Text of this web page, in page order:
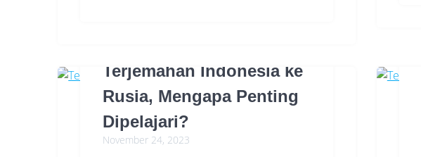
Terjemahan Indonesia ke
Rusia, Mengapa Penting
Dipelajari?
November 24, 2023